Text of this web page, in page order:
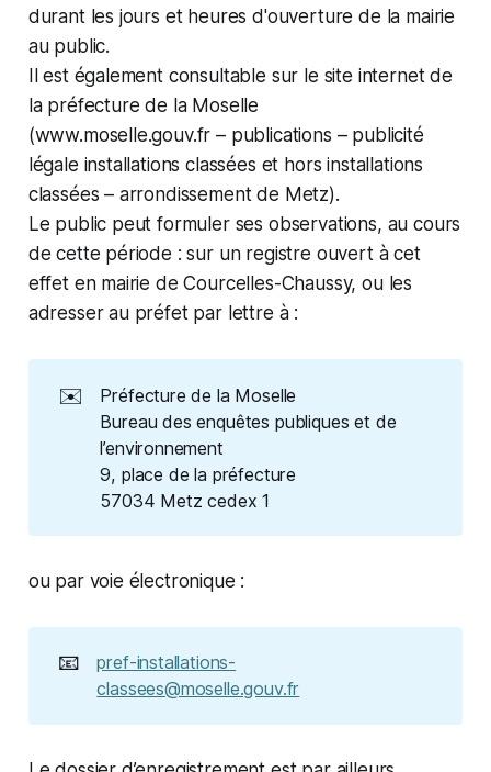
durant les jours et heures d'ouverture de la mairie
au public.
Il est également consultable sur le site internet de
la préfecture de la Moselle
(www.moselle.gouv.fr – publications – publicité
légale installations classées et hors installations
classées – arrondissement de Metz).
Le public peut formuler ses observations, au cours
de cette période : sur un registre ouvert à cet
effet en mairie de Courcelles-Chaussy, ou les
adresser au préfet par lettre à :
✉️
Préfecture de la Moselle
Bureau des enquêtes publiques et de
l’environnement
9, place de la préfecture
57034 Metz cedex 1
ou par voie électronique :
📧
pref-installations-
classees@moselle.gouv.fr